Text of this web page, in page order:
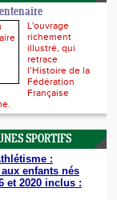
L'ouvrage
richement
illustré, qui
retrace
l’Histoire de la
Fédération
Française
SPORTIFS
:
aux enfants nés
et 2020 inclus :